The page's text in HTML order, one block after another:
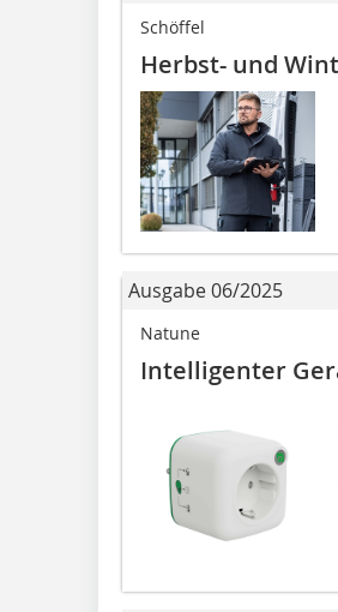
Schöffel
Herbst- und
Ausgabe 06/2025
Natune
Intelligenter